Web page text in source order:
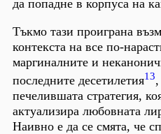
да попадне в корпуса на
Тъкмо тази проиграна
контекста на все по-
маргиналните и
последните десетилетия13
печелившата стратегия,
актуализира любовната
Наивно е да се смята, че